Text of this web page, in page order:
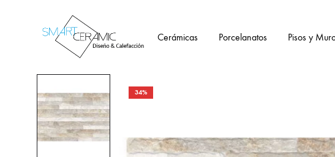
Cerámicas Porcelanatos Pisos y
34%